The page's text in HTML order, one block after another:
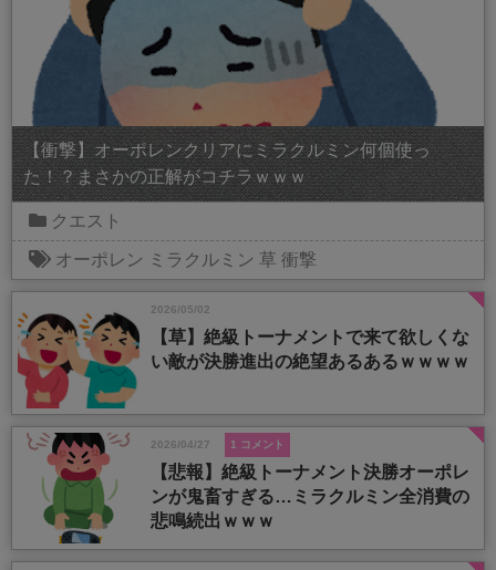
【衝撃】オーポレンクリアにミラクルミン何個使っ
た！？まさかの正解がコチラｗｗｗ
クエスト
オーポレン ミラクルミン 草 衝撃
2026/05/02
【草】絶級トーナメントで来て欲しくな
い敵が決勝進出の絶望あるあるｗｗｗｗ
2026/04/27 1 コメント
【悲報】絶級トーナメント決勝オーポレ
ンが鬼畜すぎる…ミラクルミン全消費の
悲鳴続出ｗｗｗ